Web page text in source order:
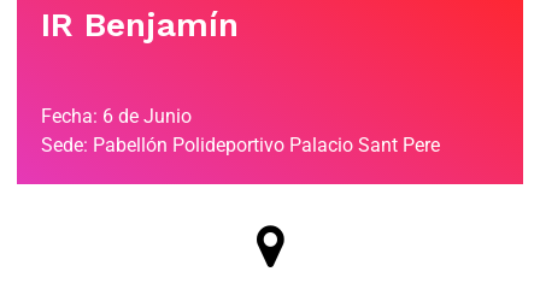
IR Benjamín
Fecha: 6 de Junio
Sede: Pabellón Polideportivo Palacio Sant Pere